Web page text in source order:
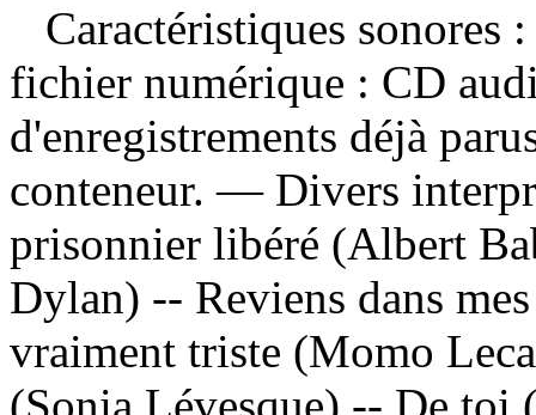
Caractéristiques sonores
fichier numérique : CD
d'enregistrements déjà
conteneur. — Divers
prisonnier libéré (Albert
Dylan) -- Reviens dans
vraiment triste (Momo
(Sonia Lévesque) -- De toi